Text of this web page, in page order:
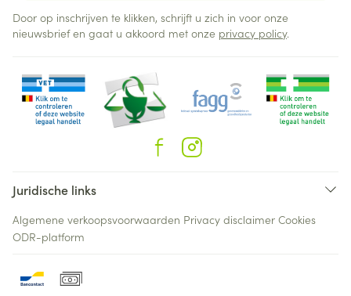
Door op inschrijven te klikken, schrijft u zich in voor onze
nieuwsbrief en gaat u akkoord met onze privacy policy.
Juridische links
Algemene verkoopsvoorwaarden Privacy disclaimer Cookies
ODR-platform